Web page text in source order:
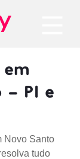
em
- PI e
Novo Santo
tudo